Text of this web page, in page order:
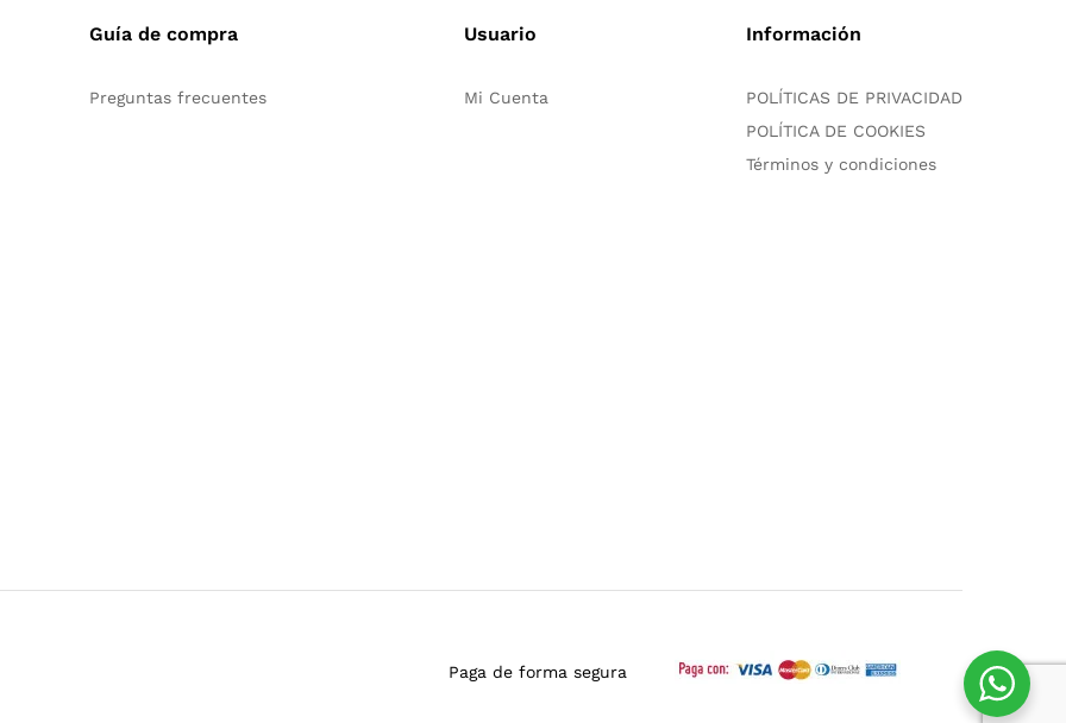
Guía de compra
Preguntas frecuentes
Usuario
Mi Cuenta
Información
POLÍTICAS DE PRIVACIDAD
POLÍTICA DE COOKIES
Términos y condiciones
Paga de forma segura